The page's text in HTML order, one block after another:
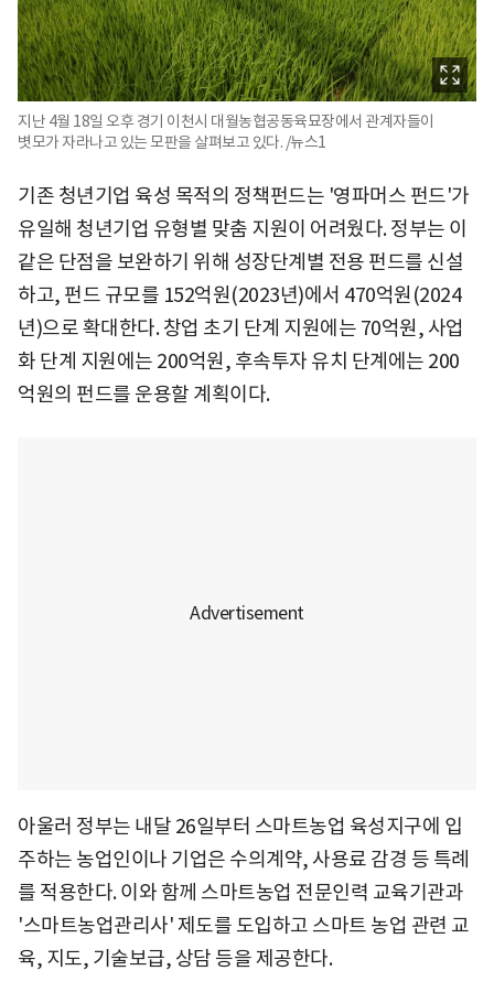
지난 4월 18일 오후 경기 이천시 대월농협공동육묘장에서 관계자들이
볏모가 자라나고 있는 모판을 살펴보고 있다. /뉴스1
기존 청년기업 육성 목적의 정책펀드는 '영파머스 펀드'가
유일해 청년기업 유형별 맞춤 지원이 어려웠다. 정부는 이
같은 단점을 보완하기 위해 성장단계별 전용 펀드를 신설
하고, 펀드 규모를 152억원(2023년)에서 470억원(2024
년)으로 확대한다. 창업 초기 단계 지원에는 70억원, 사업
화 단계 지원에는 200억원, 후속투자 유치 단계에는 200
억원의 펀드를 운용할 계획이다.
아울러 정부는 내달 26일부터 스마트농업 육성지구에 입
주하는 농업인이나 기업은 수의계약, 사용료 감경 등 특례
를 적용한다. 이와 함께 스마트농업 전문인력 교육기관과
'스마트농업관리사' 제도를 도입하고 스마트 농업 관련 교
육, 지도, 기술보급, 상담 등을 제공한다.